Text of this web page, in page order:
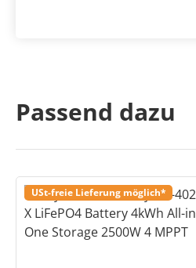
Passend dazu
USt-freie Lieferung möglich*